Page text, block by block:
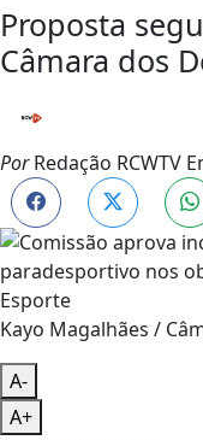
Proposta
Câmara dos
PorRedação RCWTV
Kayo Magalhães /
A-
A+